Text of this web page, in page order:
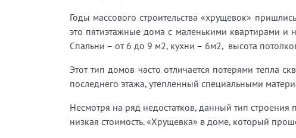
Годы массового строительства «хрущевок»
это пятиэтажные дома с маленькими квартирами и
Спальни – от 6 до 9 м2, кухни – 6м2, высота
Этот тип домов часто отличается потерями тепла
последнего этажа, утепленный специальными
Несмотря на ряд недостатков, данный тип
низкая стоимость. «Хрущевка» в доме, который